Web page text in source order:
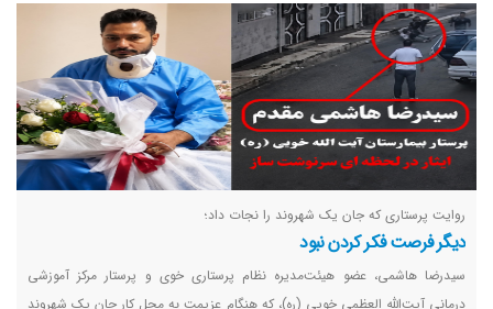
روایت پرستاری که جان یک شهروند را نجات داد؛
دیگر فرصت فکر کردن نبود
سیدرضا هاشمی، عضو هیئت‌مدیره نظام پرستاری خوی و پرستار مرکز آموزشی
درمانی آیت‌الله العظمی خویی (ره)، که هنگام عزیمت به محل کار جان یک شهروند